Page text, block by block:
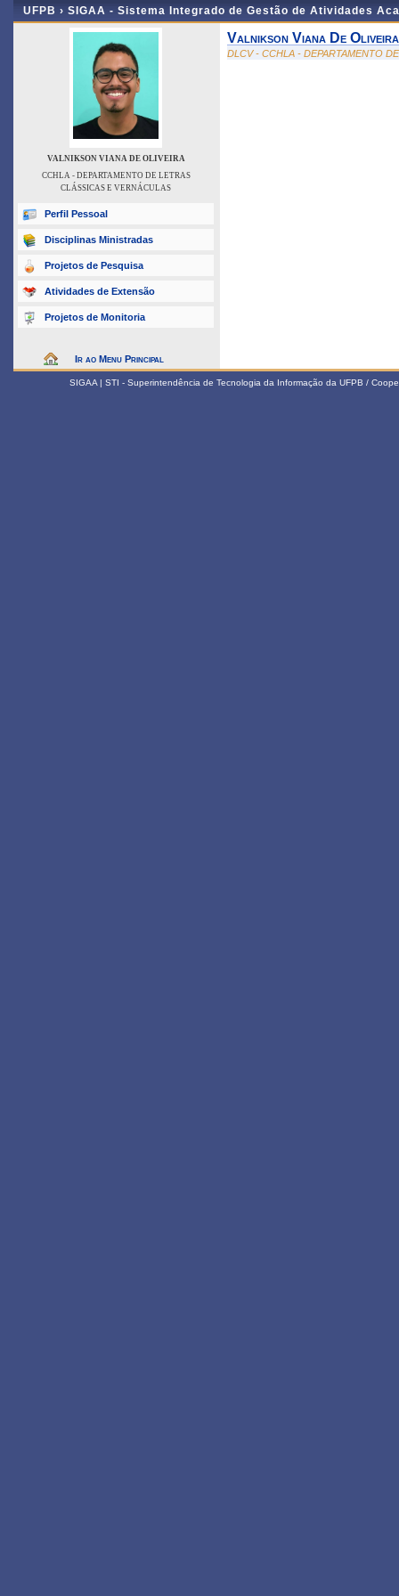
UFPB › SIGAA - Sistema Integrado de Gestão de Atividades
VALNIKSON VIANA DE OLIVEIRA
CCHLA - DEPARTAMENTO DE LETRAS
CLÁSSICAS E VERNÁCULAS
Perfil Pessoal
Disciplinas Ministradas
Projetos de Pesquisa
Atividades de Extensão
Projetos de Monitoria
Ir ao Menu Principal
Valnikson Viana De Oliveira
DLCV - CCHLA - DEPARTAMENTO
SIGAA | STI - Superintendência de Tecnologia da Informação da UFPB /